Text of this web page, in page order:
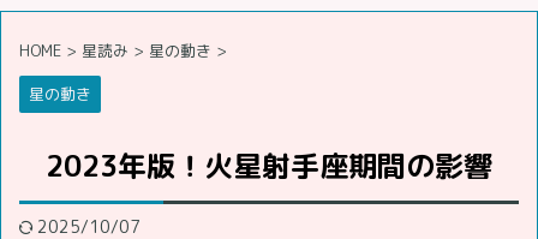
HOME > 星読み > 星の動き >
星の動き
2023年版！火星射手座期間の影響
2025/10/07